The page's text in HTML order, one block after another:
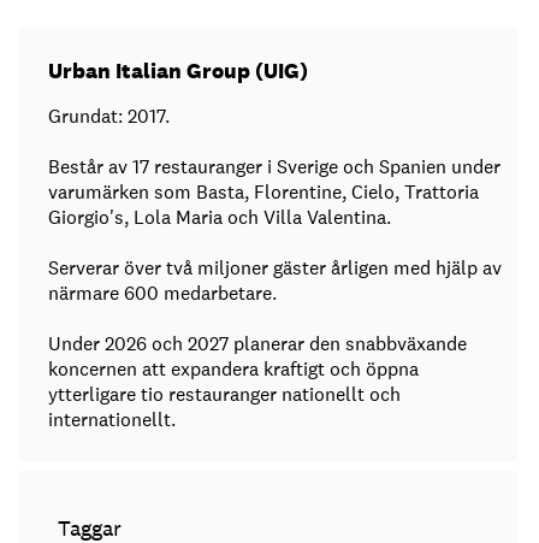
Urban Italian Group (UIG)
Grundat: 2017.
Består av 17 restauranger i Sverige och Spanien under
varumärken som Basta, Florentine, Cielo, Trattoria
Giorgio's, Lola Maria och Villa Valentina.
Serverar över två miljoner gäster årligen med hjälp av
närmare 600 medarbetare.
Under 2026 och 2027 planerar den snabbväxande
koncernen att expandera kraftigt och öppna
ytterligare tio restauranger nationellt och
internationellt.
Taggar